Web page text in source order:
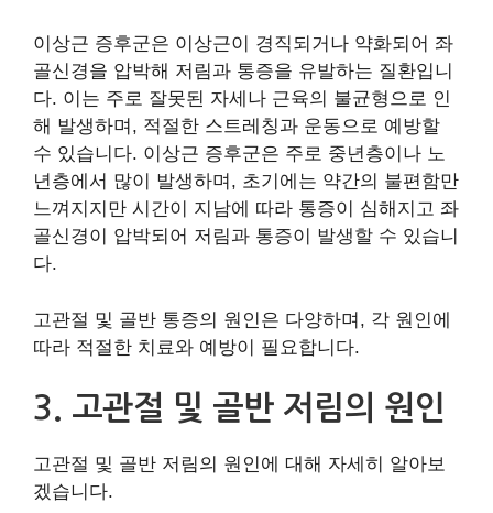
이상근 증후군은 이상근이 경직되거나 약화되어 좌
골신경을 압박해 저림과 통증을 유발하는 질환입니
다. 이는 주로 잘못된 자세나 근육의 불균형으로 인
해 발생하며, 적절한 스트레칭과 운동으로 예방할
수 있습니다. 이상근 증후군은 주로 중년층이나 노
년층에서 많이 발생하며, 초기에는 약간의 불편함만
느껴지지만 시간이 지남에 따라 통증이 심해지고 좌
골신경이 압박되어 저림과 통증이 발생할 수 있습니
다.
고관절 및 골반 통증의 원인은 다양하며, 각 원인에
따라 적절한 치료와 예방이 필요합니다.
3. 고관절 및 골반 저림의 원인
고관절 및 골반 저림의 원인에 대해 자세히 알아보
겠습니다.